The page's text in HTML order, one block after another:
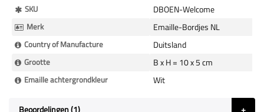
Meer
Informatie
SKU DBOEN-Welcome
Merk Emaille-Bordjes NL
Country of Manufacture Duitsland
Grootte B x H = 10 x 5 cm
Emaille achtergrondkleur Wit
Beoordelingen 1